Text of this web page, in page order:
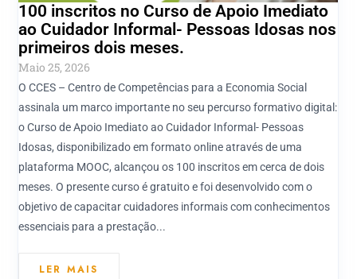
100 inscritos no Curso de Apoio Imediato
ao Cuidador Informal- Pessoas Idosas nos
primeiros dois meses.
Maio 25, 2026
O CCES – Centro de Competências para a Economia Social
assinala um marco importante no seu percurso formativo digital:
o Curso de Apoio Imediato ao Cuidador Informal- Pessoas
Idosas, disponibilizado em formato online através de uma
plataforma MOOC, alcançou os 100 inscritos em cerca de dois
meses. O presente curso é gratuito e foi desenvolvido com o
objetivo de capacitar cuidadores informais com conhecimentos
essenciais para a prestação...
LER MAIS